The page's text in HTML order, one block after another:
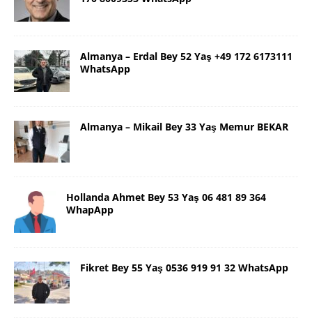
Almanya – Erdal Bey 52 Yaş +49 172 6173111
WhatsApp
Almanya – Mikail Bey 33 Yaş Memur BEKAR
Hollanda Ahmet Bey 53 Yaş 06 481 89 364
WhapApp
Fikret Bey 55 Yaş 0536 919 91 32 WhatsApp